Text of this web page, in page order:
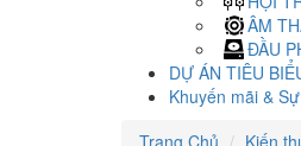
ÂM
ĐẦU
DỰ ÁN TIÊU
Khuyến mãi &
Trang Chủ
Kiến